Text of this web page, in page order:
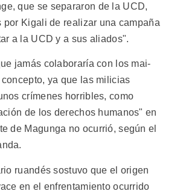
que se separaron de la UCD,
por Kigali de realizar una campaña
a la UCD y a sus aliados".
jamás colaboraría con los mai-
ya que las milicias
crímenes horribles, como
de los derechos humanos" en
de Magunga no ocurrió, según el
ruandés sostuvo que el origen
en el enfrentamiento ocurrido